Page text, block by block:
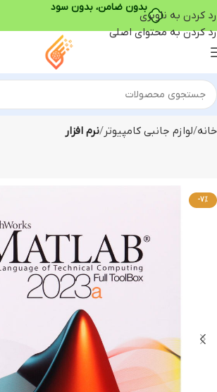
بدون ضامن، بدون سود
رد کردن به ناوبری
رد کردن به محتوای اصلی
خانه لوازم جانبی کامپیوتر نرم افزار
-7%